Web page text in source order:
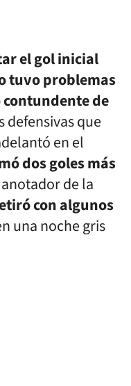
el gol inicial
tuvo problemas
de
defensivas que
en el
dos goles más
de la
con algunos
una noche gris